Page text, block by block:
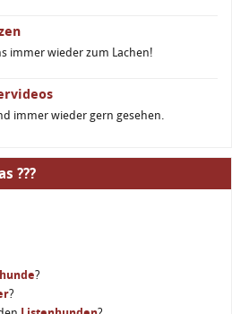
immer wieder zum Lachen!
immer wieder gern gesehen.
???
?
?